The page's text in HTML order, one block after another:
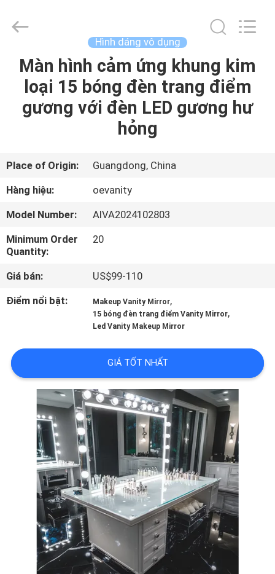
NHÀ
SẢN
VIDEO
DẪN
VR
VỀ
CHÚNG
THAM
QUAN
CHÚNG
HOME
Furniture
Reserved.
Hình dáng vô dụng
Màn hình cảm ứng khung kim
loại 15 bóng đèn trang điểm
gương với đèn LED gương hư
hỏng
Place of Origin:
Guangdong, China
Hàng hiệu:
oevanity
Model Number:
AIVA2024102803
Minimum Order
Quantity:
20
Giá bán:
US$99-110
Điểm nổi bật:
Makeup Vanity Mirror,
15 bóng đèn trang điểm Vanity Mirror,
Led Vanity Makeup Mirror
GIÁ TỐT NHẤT